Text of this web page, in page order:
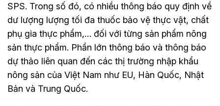
SPS. Trong số đó, có nhiều thông báo quy định về
dư lượng lượng tối đa thuốc bảo vệ thực vật, chất
phụ gia thực phẩm,… đối với từng sản phẩm nông
sản thực phẩm. Phần lớn thông báo và thông báo
dự thảo liên quan đến các thị trường nhập khẩu
nông sản của Việt Nam như EU, Hàn Quốc, Nhật
Bản và Trung Quốc.